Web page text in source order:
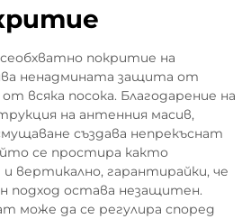
покритие на
ненадмината защита от
всяка посока. Благодарение на
на антенния масив,
създава непрекъснат
се простира както
вертикално, гарантирайки, че
подход остава незащитен.
може да се регулира според